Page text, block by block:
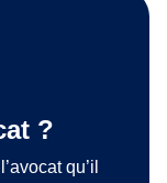
?
qu’il